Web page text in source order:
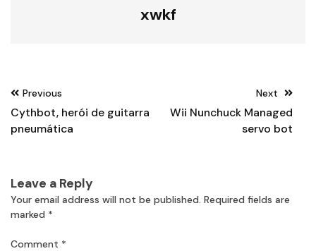
xwkf
Post
navigation
Previous
Cythbot, herói de guitarra
pneumática
Next
Wii Nunchuck Managed
servo bot
Leave a Reply
Your email address will not be published. Required fields are
marked *
Comment *